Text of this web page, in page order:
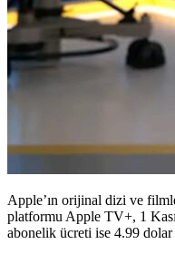
Apple’ın orijinal dizi ve
platformu Apple TV+, 1
abonelik ücreti ise 4.99 dolar